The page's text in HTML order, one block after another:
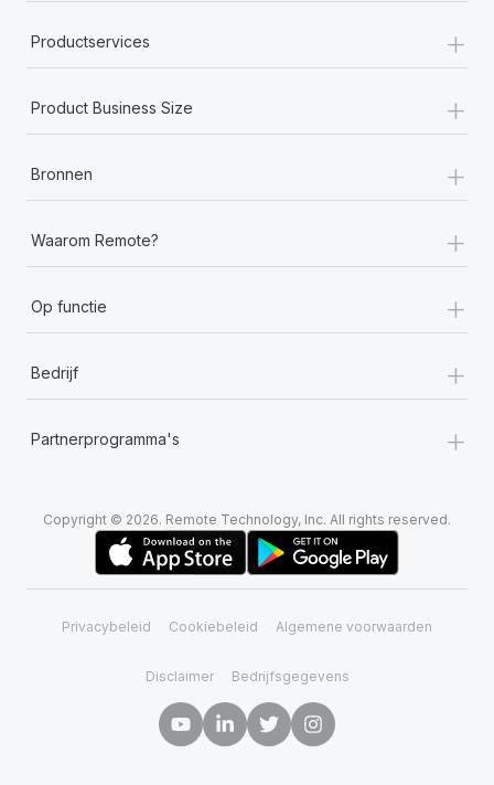
Productservices +
Product Business Size +
Bronnen +
Waarom Remote? +
Op functie +
Bedrijf +
Partnerprogramma's +
Copyright © 2026. Remote Technology, Inc. All rights reserved.
Privacybeleid Cookiebeleid Algemene voorwaarden
Disclaimer Bedrijfsgegevens